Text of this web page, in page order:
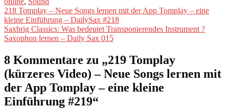
Beitragsnavigation
Vorheriger
Beitrag:
218 Tomplay – Neue Songs lernen mit der App Tomplay – eine
kleine Einführung – DailySax #218
Nächster
Beitrag:
Saxbrig Classics: Was bedeutet Transponierendes Instrument ?
Saxophon lernen – Daily Sax 015
8 Kommentare zu „219 Tomplay
(kürzeres Video) – Neue Songs lernen mit
der App Tomplay – eine kleine
Einführung #219“